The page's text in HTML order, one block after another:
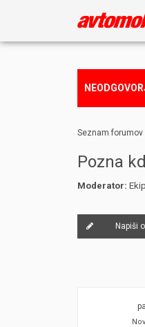
Seznam forumov
Pozna
Moderator:
Napiši